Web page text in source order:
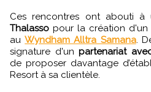
Ces rencontres ont abouti à
Thalasso pour la création
auWyndham Alltra Samana.
signature d'un partenariat
de proposer davantage
Resort à sa clientèle.